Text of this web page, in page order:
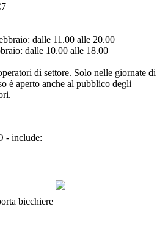
dalle 11.00 alle 20.00
dalle 10.00 alle 18.00
di settore. Solo nelle giornate di
è aperto anche al pubblico degli
- include:
bicchiere